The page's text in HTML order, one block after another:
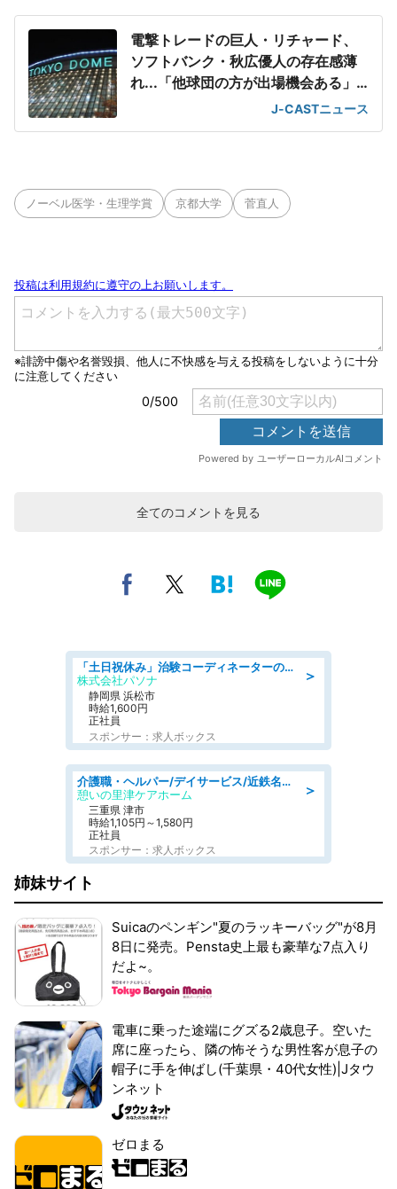
電撃トレードの巨人・リチャード、
ソフトバンク・秋広優人の存在感薄
れ...「他球団の方が出場機会ある」
J-CASTニュース
ノーベル医学・生理学賞 京都大学 菅直人
全てのコメントを見る
＞
「土日祝休み」治験コーディネーターのお仕事/未経験OK
株式会社パソナ
静岡県 浜松市
時給1,600円
正社員
スポンサー：求人ボックス
＞
介護職・ヘルパー/デイサービス/近鉄名古屋線 高田本山/津市/三重県
憩いの里津ケアホーム
三重県 津市
時給1,105円～1,580円
正社員
スポンサー：求人ボックス
姉妹サイト
Suicaのペンギン"夏のラッキーバッグ"が8月
8日に発売。Pensta史上最も豪華な7点入り
だよ~。
電車に乗った途端にグズる2歳息子。空いた
席に座ったら、隣の怖そうな男性客が息子の
帽子に手を伸ばし(千葉県・40代女性)|Jタウ
ンネット
ゼロまる